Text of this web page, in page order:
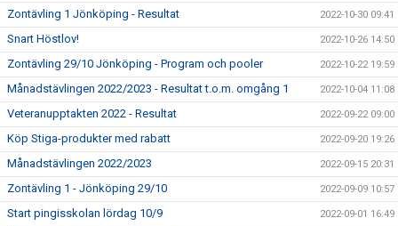
Zontävling 1 Jönköping - Resultat 2022-10-30 09:41
Snart Höstlov! 2022-10-26 14:50
Zontävling 29/10 Jönköping - Program och pooler 2022-10-22 19:59
Månadstävlingen 2022/2023 - Resultat t.o.m. omgång 1 2022-10-04 11:08
Veteranupptakten 2022 - Resultat 2022-09-22 09:00
Köp Stiga-produkter med rabatt 2022-09-20 19:26
Månadstävlingen 2022/2023 2022-09-15 20:31
Zontävling 1 - Jönköping 29/10 2022-09-09 10:57
Start pingisskolan lördag 10/9 2022-09-01 16:49